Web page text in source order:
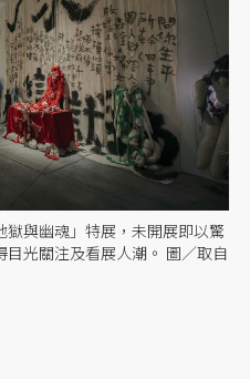
與幽魂」特展，未開展即以驚
光關注及看展人潮。 圖／取自